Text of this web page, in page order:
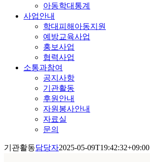
아동학대통계
사업안내
학대피해아동지원
예방교육사업
홍보사업
협력사업
소통과참여
공지사항
기관활동
후원안내
자원봉사안내
자료실
문의
기관활동담당자2025-05-09T19:42:32+09:00